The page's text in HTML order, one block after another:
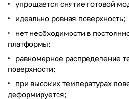
упрощается снятие готовой
идеально ровная поверхность;
нет необходимости в
платформы;
равномерное распределение
поверхности;
при высоких температурах
деформируется;